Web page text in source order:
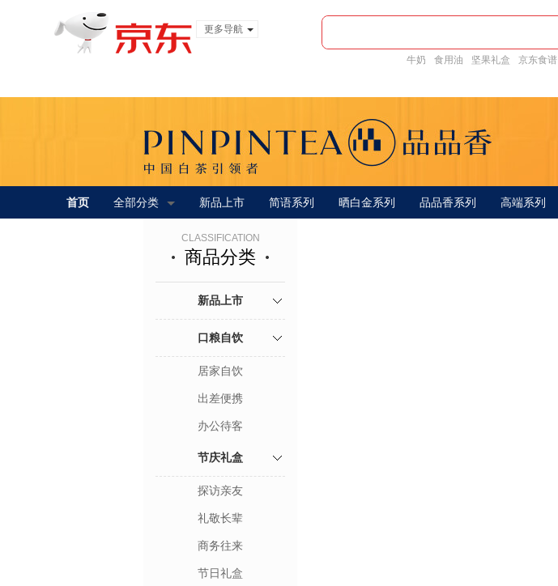
更多导航
牛奶 食用油 坚果礼盒 京东食谱
首页 全部分类 新品上市 简语系列 晒白金系列 品品香系列 高端系列
CLASSIFICATION
商品分类
新品上市
口粮自饮
居家自饮
出差便携
办公待客
节庆礼盒
探访亲友
礼敬长辈
商务往来
节日礼盒